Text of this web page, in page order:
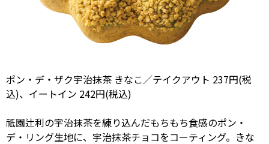
ポン・デ・ザク宇治抹茶 きなこ／テイクアウト 237円(税
込)、イートイン 242円(税込)
祇園辻利の宇治抹茶を練り込んだもちもち食感のポン・
デ・リング生地に、宇治抹茶チョコをコーティング。きな